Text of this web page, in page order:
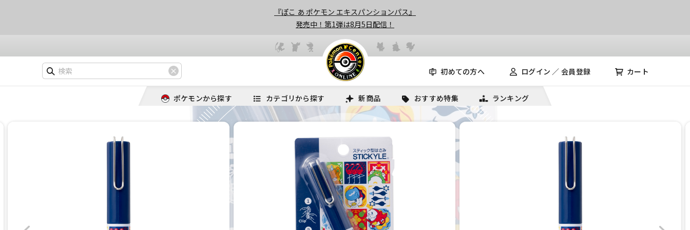
『ぽこ あ ポケモン エキスパンションパス』
発売中！第1弾は8月5日配信！
初めての方へ ログイン ／ 会員登録 カート
ポケモンから探す カテゴリから探す 新商品 おすすめ特集 ランキング